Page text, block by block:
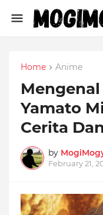
Home Anime
Yamato
Cerita
by
February 21,